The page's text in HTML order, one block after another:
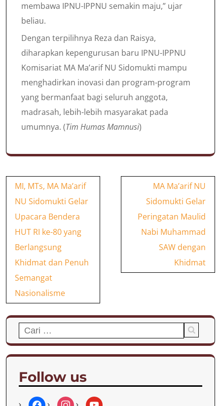
membawa IPNU-IPPNU semakin maju,” ujar
beliau.
Dengan terpilihnya Reza dan Raisya,
diharapkan kepengurusan baru IPNU-IPPNU
Komisariat MA Ma’arif NU Sidomukti mampu
menghadirkan inovasi dan program-program
yang bermanfaat bagi seluruh anggota,
madrasah, lebih-lebih masyarakat pada
umumnya. (Tim Humas Mamnusi)
Navigasi
pos
MI, MTs, MA Ma’arif
NU Sidomukti Gelar
Upacara Bendera
HUT RI ke-80 yang
Berlangsung
Khidmat dan Penuh
Semangat
Nasionalisme
MA Ma’arif NU
Sidomukti Gelar
Peringatan Maulid
Nabi Muhammad
SAW dengan
Khidmat
Cari
untuk:
Follow us
f i y